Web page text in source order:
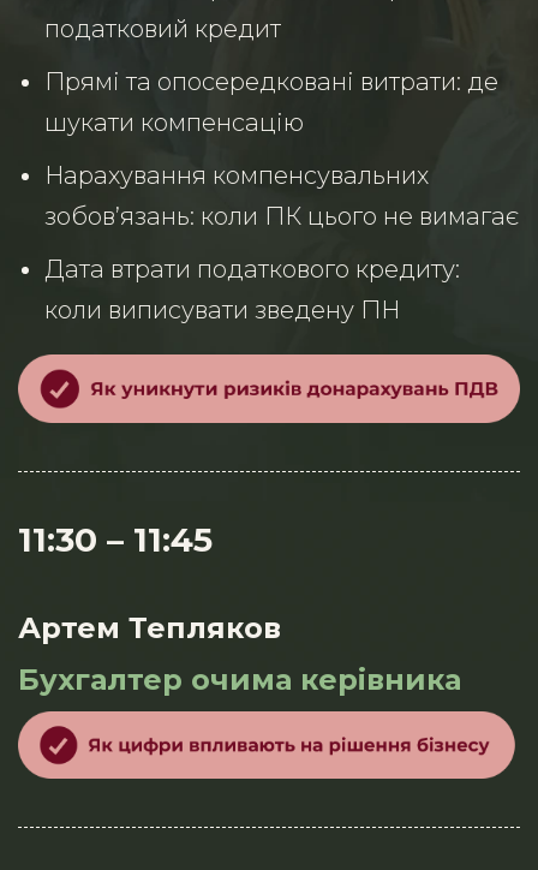
податковий кредит
Прямі та опосередковані витрати: де
шукати компенсацію
Нарахування компенсувальних
зобов’язань: коли ПК цього не вимагає
Дата втрати податкового кредиту:
коли виписувати зведену ПН
11:30 – 11:45
Артем Тепляков
Бухгалтер очима керівника